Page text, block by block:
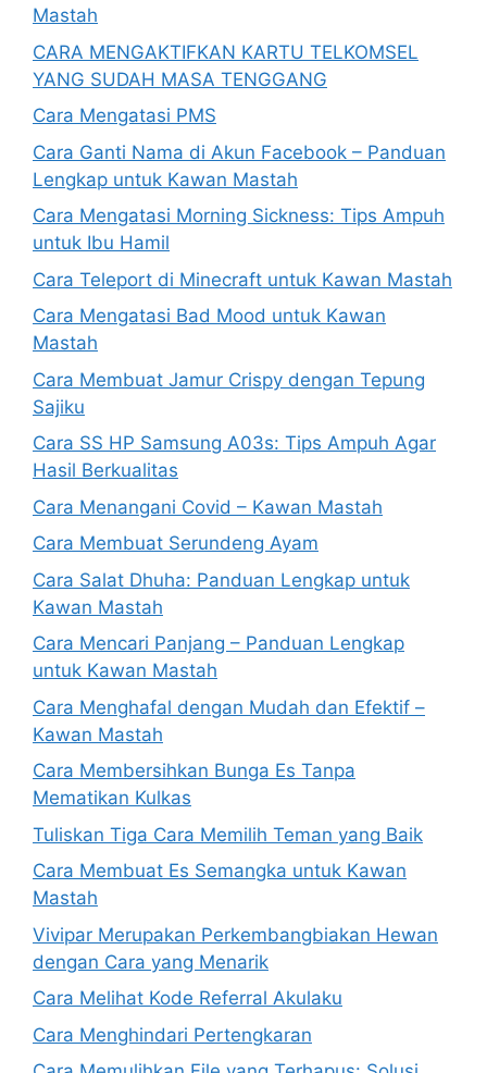
Mastah
CARA MENGAKTIFKAN KARTU TELKOMSEL
YANG SUDAH MASA TENGGANG
Cara Mengatasi PMS
Cara Ganti Nama di Akun Facebook – Panduan
Lengkap untuk Kawan Mastah
Cara Mengatasi Morning Sickness: Tips Ampuh
untuk Ibu Hamil
Cara Teleport di Minecraft untuk Kawan Mastah
Cara Mengatasi Bad Mood untuk Kawan
Mastah
Cara Membuat Jamur Crispy dengan Tepung
Sajiku
Cara SS HP Samsung A03s: Tips Ampuh Agar
Hasil Berkualitas
Cara Menangani Covid – Kawan Mastah
Cara Membuat Serundeng Ayam
Cara Salat Dhuha: Panduan Lengkap untuk
Kawan Mastah
Cara Mencari Panjang – Panduan Lengkap
untuk Kawan Mastah
Cara Menghafal dengan Mudah dan Efektif –
Kawan Mastah
Cara Membersihkan Bunga Es Tanpa
Mematikan Kulkas
Tuliskan Tiga Cara Memilih Teman yang Baik
Cara Membuat Es Semangka untuk Kawan
Mastah
Vivipar Merupakan Perkembangbiakan Hewan
dengan Cara yang Menarik
Cara Melihat Kode Referral Akulaku
Cara Menghindari Pertengkaran